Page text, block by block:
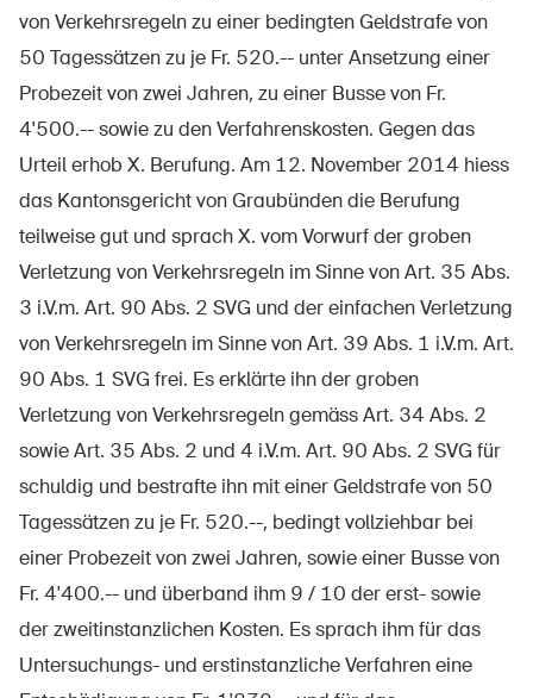
von Verkehrsregeln zu einer bedingten Geldstrafe von
50 Tagessätzen zu je Fr. 520.-- unter Ansetzung einer
Probezeit von zwei Jahren, zu einer Busse von Fr.
4'500.-- sowie zu den Verfahrenskosten. Gegen das
Urteil erhob X. Berufung. Am 12. November 2014 hiess
das Kantonsgericht von Graubünden die Berufung
teilweise gut und sprach X. vom Vorwurf der groben
Verletzung von Verkehrsregeln im Sinne von Art. 35 Abs.
3 i.V.m. Art. 90 Abs. 2 SVG und der einfachen Verletzung
von Verkehrsregeln im Sinne von Art. 39 Abs. 1 i.V.m. Art.
90 Abs. 1 SVG frei. Es erklärte ihn der groben
Verletzung von Verkehrsregeln gemäss Art. 34 Abs. 2
sowie Art. 35 Abs. 2 und 4 i.V.m. Art. 90 Abs. 2 SVG für
schuldig und bestrafte ihn mit einer Geldstrafe von 50
Tagessätzen zu je Fr. 520.--, bedingt vollziehbar bei
einer Probezeit von zwei Jahren, sowie einer Busse von
Fr. 4'400.-- und überband ihm 9 / 10 der erst- sowie
der zweitinstanzlichen Kosten. Es sprach ihm für das
Untersuchungs- und erstinstanzliche Verfahren eine